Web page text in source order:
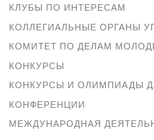
КЛУБЫ ПО ИНТЕРЕСАМ
КОЛЛЕГИАЛЬНЫЕ ОРГАНЫ
КОМИТЕТ ПО ДЕЛАМ
КОНКУРСЫ
КОНКУРСЫ И ОЛИМПИАДЫ
КОНФЕРЕНЦИИ
МЕЖДУНАРОДНАЯ